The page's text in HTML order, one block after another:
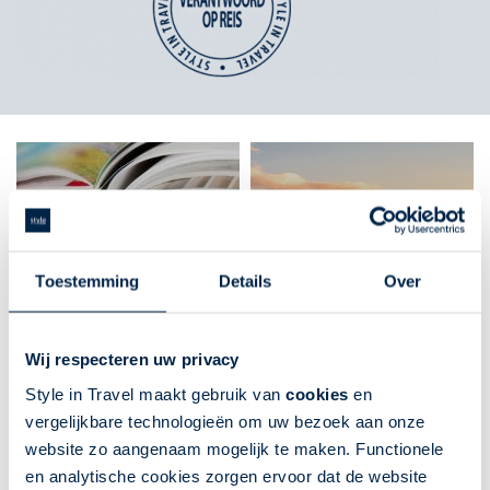
Toestemming Details Over
Wij respecteren uw privacy
Style in Travel maakt gebruik van cookies en
vergelijkbare technologieën om uw bezoek aan onze
website zo aangenaam mogelijk te maken. Functionele
en analytische cookies zorgen ervoor dat de website
Vrijblijvend
advies van een